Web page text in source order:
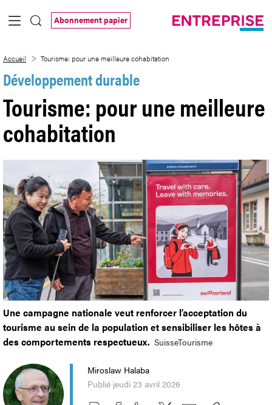
Saut au contenu principal
Abonnement papier
Accueil Tourisme: pour une meilleure cohabitation
Développement durable
Tourisme: pour une meilleure
cohabitation
Une campagne nationale veut renforcer l’acceptation du
tourisme au sein de la population et sensibiliser les hôtes à
des comportements respectueux. SuisseTourisme
Miroslaw Halaba
Publié jeudi 23 avril 2026